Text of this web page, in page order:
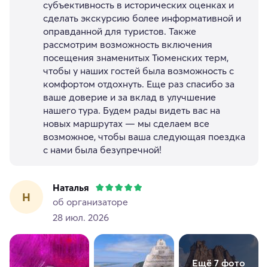
субъективность в исторических оценках и
сделать экскурсию более информативной и
оправданной для туристов. Также
рассмотрим возможность включения
посещения знаменитых Тюменских терм,
чтобы у наших гостей была возможность с
комфортом отдохнуть. Еще раз спасибо за
ваше доверие и за вклад в улучшение
нашего тура. Будем рады видеть вас на
новых маршрутах — мы сделаем все
возможное, чтобы ваша следующая поездка
с нами была безупречной!
Н
Наталья
об организаторе
28 июл. 2026
Ещё 7 фото